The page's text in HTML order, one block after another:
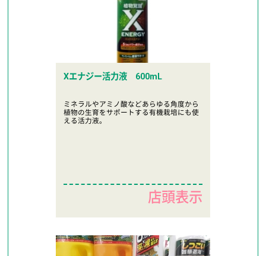
Xエナジー活力液 600mL
ミネラルやアミノ酸などあらゆる角度から
植物の生育をサポートする有機栽培にも使
える活力液。
店頭表示